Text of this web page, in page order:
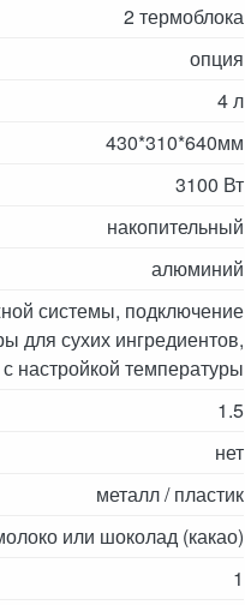
2 термоблока
опция
4 л
430*310*640мм
3100 Вт
накопительный
алюминий
системы, подключение
для сухих ингредиентов,
настройкой температуры
1.5
нет
металл / пластик
или шоколад (какао)
1